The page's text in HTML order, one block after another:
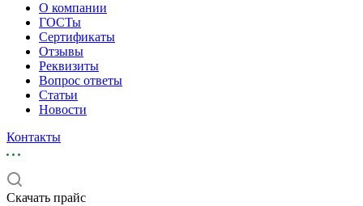
О компании
ГОСТы
Сертификаты
Отзывы
Реквизиты
Вопрос ответы
Статьи
Новости
Контакты
Скачать прайс